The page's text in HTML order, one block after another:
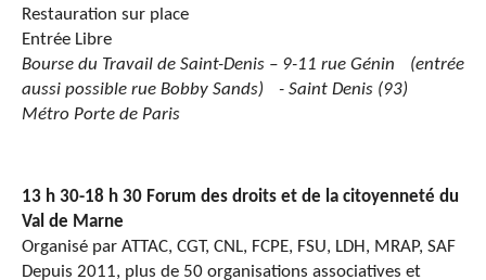
Restauration sur place
Entrée Libre
Bourse du Travail de Saint-Denis – 9-11 rue Génin (entrée
aussi possible rue Bobby Sands) - Saint Denis (93)
Métro Porte de Paris
13 h 30-18 h 30 Forum des droits et de la citoyenneté du
Val de Marne
Organisé par ATTAC, CGT, CNL, FCPE, FSU, LDH, MRAP, SAF
Depuis 2011, plus de 50 organisations associatives et